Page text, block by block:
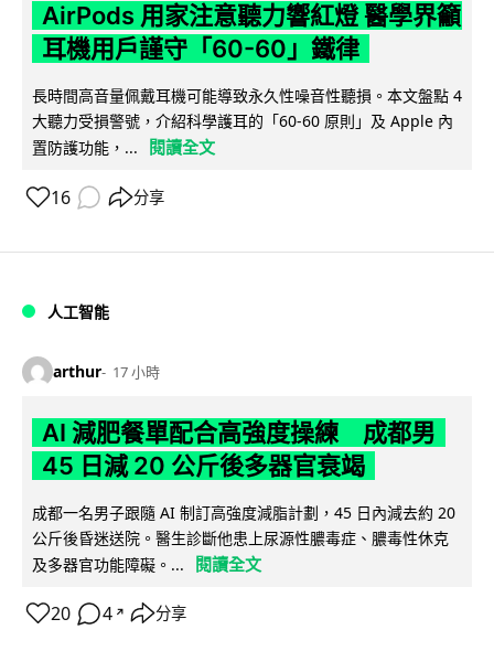
AirPods 用家注意聽力響紅燈 醫學界籲
耳機用戶謹守「60-60」鐵律
長時間高音量佩戴耳機可能導致永久性噪音性聽損。本文盤點 4
大聽力受損警號，介紹科學護耳的「60-60 原則」及 Apple 內
置防護功能，...
閱讀全文
16 分享
人工智能
arthur 17 小時
AI 減肥餐單配合高強度操練 成都男
45 日減 20 公斤後多器官衰竭
成都一名男子跟隨 AI 制訂高強度減脂計劃，45 日內減去約 20
公斤後昏迷送院。醫生診斷他患上尿源性膿毒症、膿毒性休克
及多器官功能障礙。...
閱讀全文
20 4 ↗ 分享